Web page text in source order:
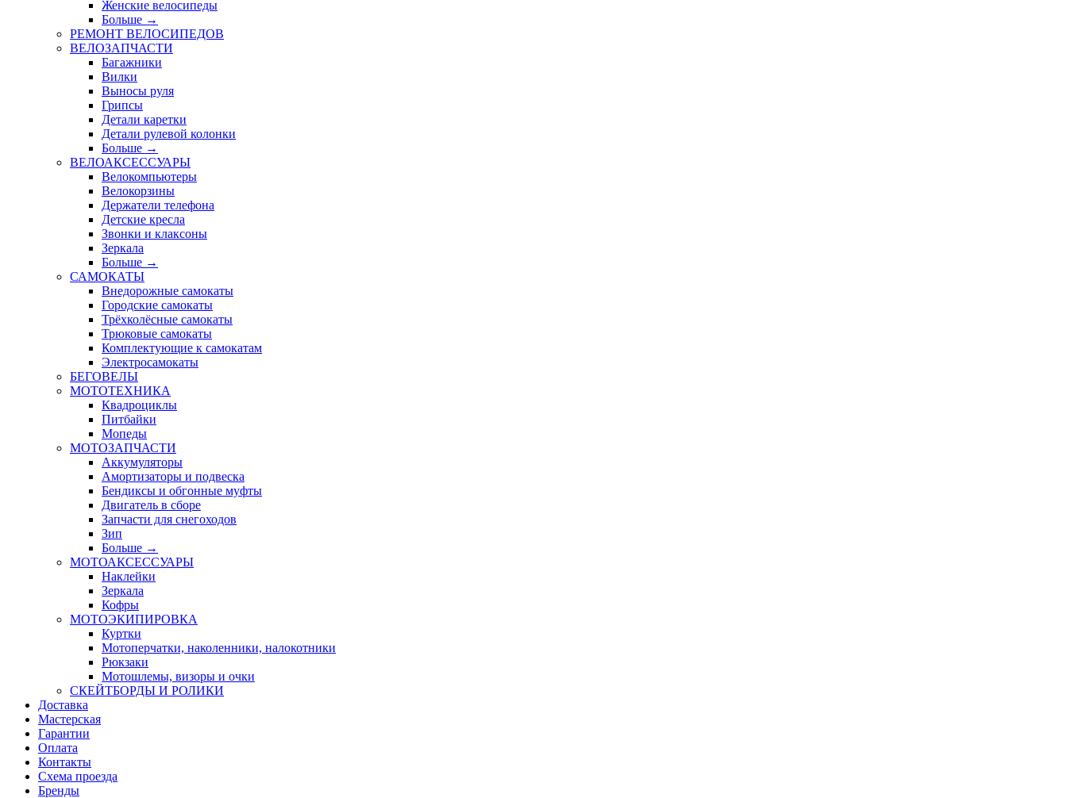
Женские велосипеды
Больше →
РЕМОНТ ВЕЛОСИПЕДОВ
ВЕЛОЗАПЧАСТИ
Багажники
Вилки
Выносы руля
Грипсы
Детали каретки
Детали рулевой колонки
Больше →
ВЕЛОАКСЕССУАРЫ
Велокомпьютеры
Велокорзины
Держатели телефона
Детские кресла
Звонки и клаксоны
Зеркала
Больше →
САМОКАТЫ
Внедорожные самокаты
Городские самокаты
Трёхколёсные самокаты
Трюковые самокаты
Комплектующие к самокатам
Электросамокаты
БЕГОВЕЛЫ
МОТОТЕХНИКА
Квадроциклы
Питбайки
Мопеды
МОТОЗАПЧАСТИ
Аккумуляторы
Амортизаторы и подвеска
Бендиксы и обгонные муфты
Двигатель в сборе
Запчасти для снегоходов
Зип
Больше →
МОТОАКСЕССУАРЫ
Наклейки
Зеркала
Кофры
МОТОЭКИПИРОВКА
Куртки
Мотоперчатки, наколенники, налокотники
Рюкзаки
Мотошлемы, визоры и очки
СКЕЙТБОРДЫ И РОЛИКИ
Доставка
Мастерская
Гарантии
Оплата
Контакты
Схема проезда
Бренды